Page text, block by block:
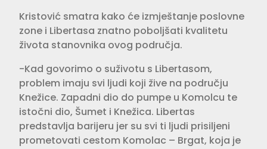
Kristović smatra kako će izmještanje poslovne
zone i Libertasa znatno poboljšati kvalitetu
života stanovnika ovog područja.
-Kad govorimo o suživotu s Libertasom,
problem imaju svi ljudi koji žive na području
Knežice. Zapadni dio do pumpe u Komolcu te
istočni dio, Šumet i Knežica. Libertas
predstavlja barijeru jer su svi ti ljudi prisiljeni
prometovati cestom Komolac – Brgat, koja je